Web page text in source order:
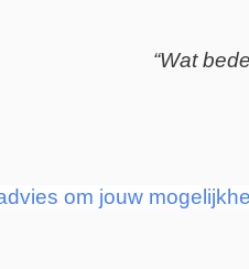
“Wat
om jouw